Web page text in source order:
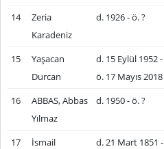
14
Zeria
Karadeniz
d. 1926 - ö. ?
15
Yaşacan
Durcan
d. 15 Eylül 1952 -
ö. 17 Mayıs 2018
16
ABBAS, Abbas
Yılmaz
d. 1950 - ö. ?
17
İsmail
d. 21 Mart 1851 -